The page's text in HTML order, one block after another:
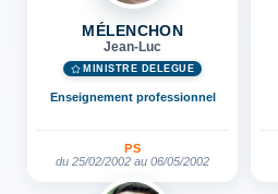
MÉLENCHON
Jean-Luc
MINISTRE DÉLÉGUÉ
Enseignement professionnel
PS
du 25/02/2002 au 06/05/2002